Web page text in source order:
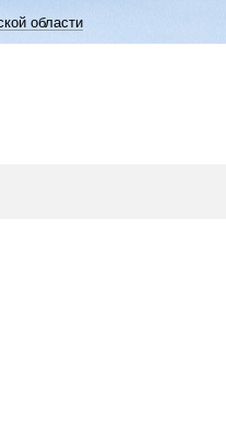
области